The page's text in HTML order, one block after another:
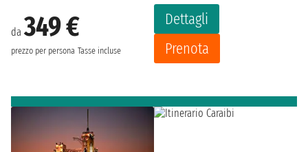
da349 €
prezzo per persona Tasse incluse
Dettagli
Prenota